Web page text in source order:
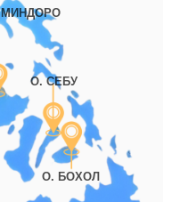
О. СЕБУ
О. БОХОЛ